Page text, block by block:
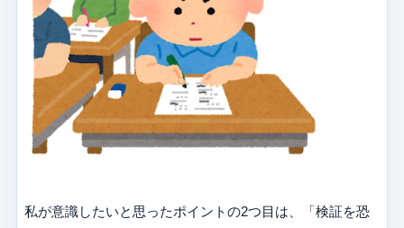
私が意識したいと思ったポイントの2つ目は、「検証を恐